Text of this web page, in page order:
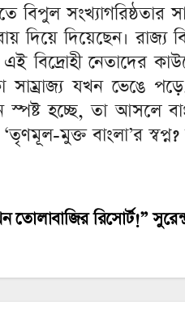
সংখ্যাগরিষ্ঠতার
দিয়ে দিয়েছেন।
বিদ্রোহী নেতাদের
সাম্রাজ্য যখন ভেঙে
হচ্ছে, তা আসলে
মুক্ত বাংলা’র
রিসোর্ট!”